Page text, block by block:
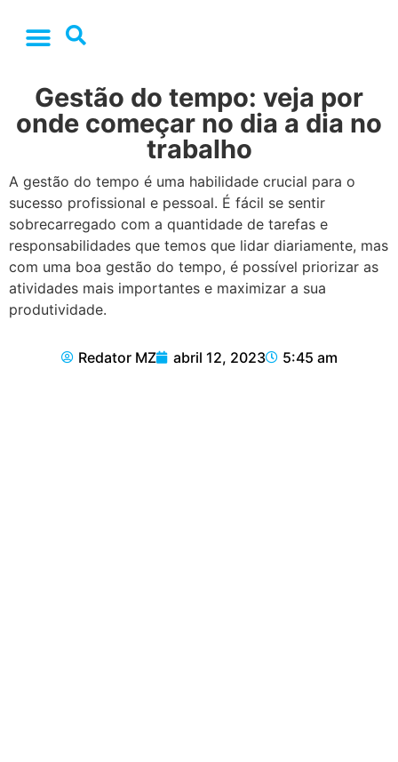
Gestão do tempo: veja por
onde começar no dia a dia no
trabalho
A gestão do tempo é uma habilidade crucial para o
sucesso profissional e pessoal. É fácil se sentir
sobrecarregado com a quantidade de tarefas e
responsabilidades que temos que lidar diariamente, mas
com uma boa gestão do tempo, é possível priorizar as
atividades mais importantes e maximizar a sua
produtividade.
Redator MZ abril 12, 2023 5:45 am